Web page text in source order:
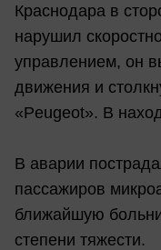
Краснодара в
нарушил
управлением, он
движения и
«Peugeot». В
В аварии
пассажиров
ближайшую
степени тяжести.